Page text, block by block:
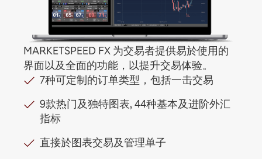
7种可定制的订单类型，包括一击交易
9款热门及独特图表, 44种基本及进阶外汇
指标
直接於图表交易及管理单子
MARKETSPEED FX 为交易者提供易於使用的
界面以及全面的功能，以提升交易体验。